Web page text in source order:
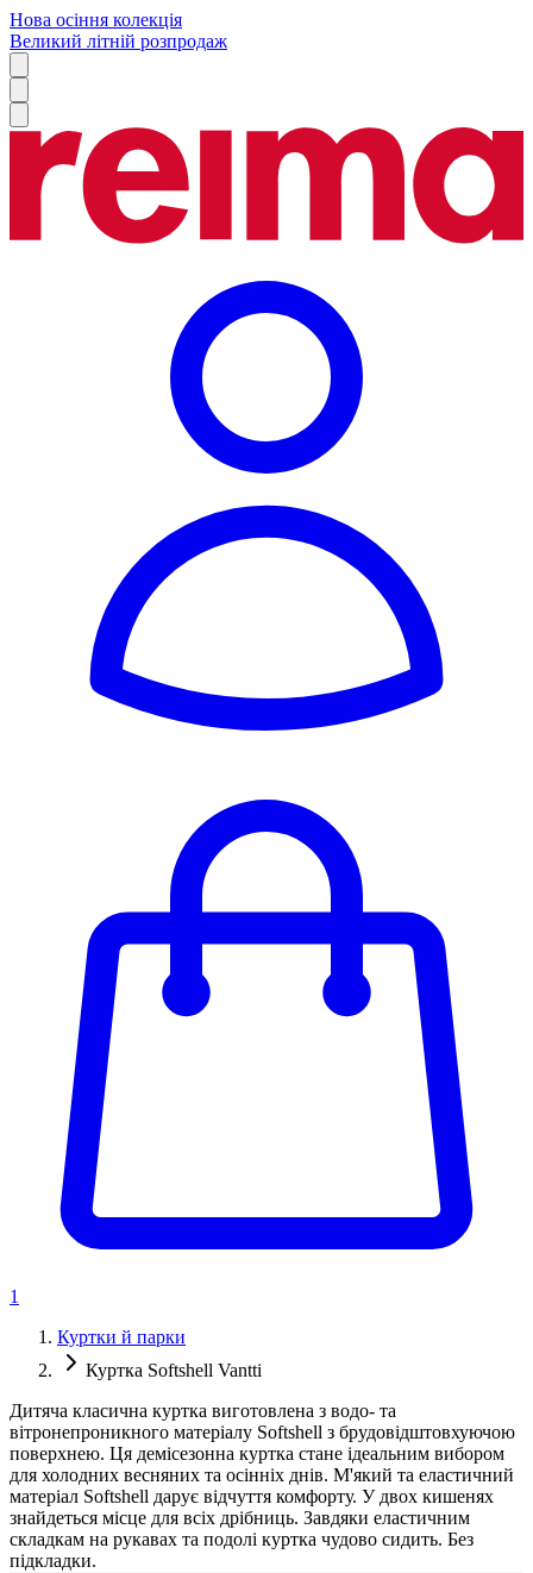
Нова осіння колекція
Великий літній розпродаж
1
Куртки й парки
Куртка Softshell Vantti
Дитяча класична куртка виготовлена з водо- та
вітронепроникного матеріалу Softshell з брудовідштовхуючою
поверхнею. Ця демісезонна куртка стане ідеальним вибором
для холодних весняних та осінніх днів. М'який та еластичний
матеріал Softshell дарує відчуття комфорту. У двох кишенях
знайдеться місце для всіх дрібниць. Завдяки еластичним
складкам на рукавах та подолі куртка чудово сидить. Без
підкладки.